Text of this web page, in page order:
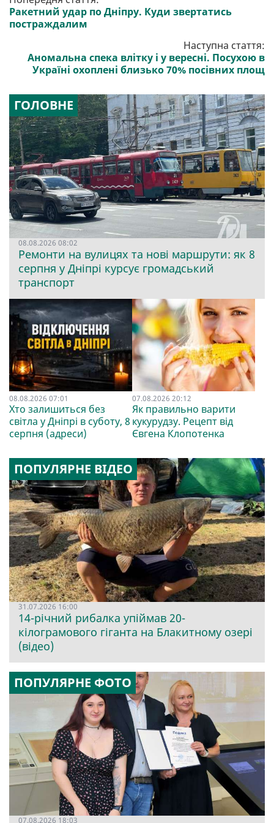
Ракетний удар по Дніпру. Куди звертатись
постраждалим
Наступна стаття:
Аномальна спека влітку і у вересні. Посухою в
Україні охоплені близько 70% посівних площ
ГОЛОВНЕ
08.08.2026 08:02
Ремонти на вулицях та нові маршрути: як 8
серпня у Дніпрі курсує громадський
транспорт
08.08.2026 07:01
Хто залишиться без
світла у Дніпрі в суботу, 8
серпня (адреси)
07.08.2026 20:12
Як правильно варити
кукурудзу. Рецепт від
Євгена Клопотенка
ПОПУЛЯРНЕ ВІДЕО
31.07.2026 16:00
14-річний рибалка упіймав 20-
кілограмового гіганта на Блакитному озері
(відео)
ПОПУЛЯРНЕ ФОТО
07.08.2026 18:03